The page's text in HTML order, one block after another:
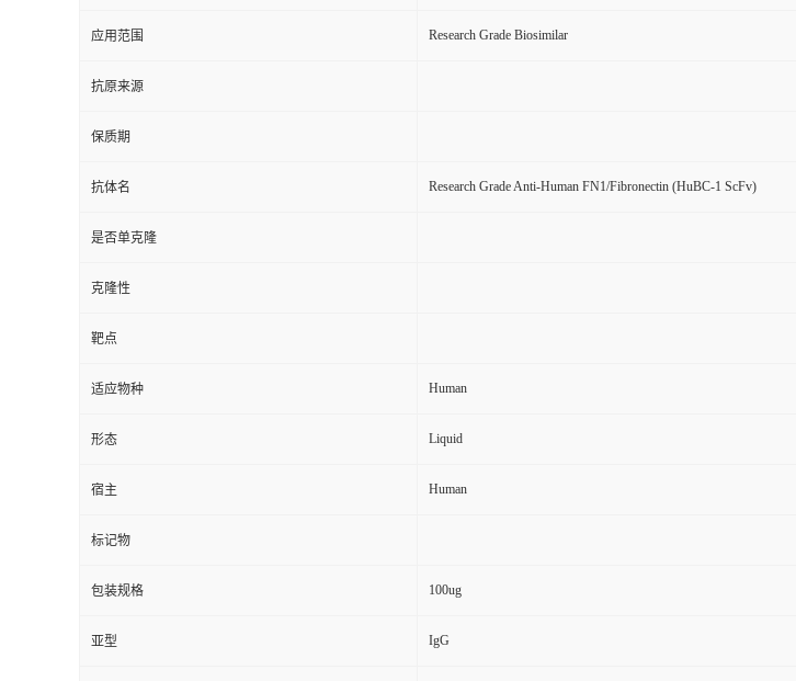
应用范围 Research Grade Biosimilar
抗原来源
保质期
抗体名 Research Grade Anti-Human FN1/Fibronectin (HuBC-1 ScFv)
是否单克隆
克隆性
靶点
适应物种 Human
形态 Liquid
宿主 Human
标记物
包装规格 100ug
亚型 IgG